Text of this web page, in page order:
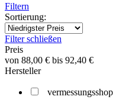
Filtern
Sortierung:
Filter schließen
Preis
von 88,00 € bis 92,40 €
Hersteller
vermessungsshop